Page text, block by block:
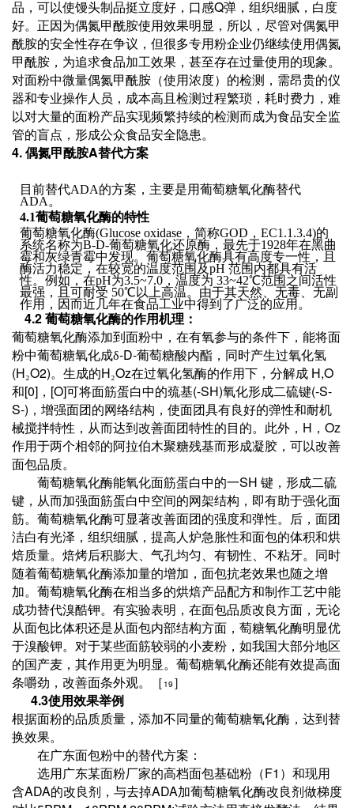
品，可以使馒头制品挺立度好，口感Q弹，组织细腻，白度
好。正因为偶氮甲酰胺使用效果明显，所以，尽管对偶氮甲
酰胺的安全性存在争议，但很多专用粉企业仍继续使用偶氮
甲酰胺，为追求食品加工效果，甚至存在过量使用的现象。
对面粉中微量偶氮甲酰胺（使用浓度）的检测，需昂贵的仪
器和专业操作人员，成本高且检测过程繁琐，耗时费力，难
以对大量的面粉产品实现频繁持续的检测而成为食品安全监
管的盲点，形成公众食品安全隐患。
4. 偶氮甲酰胺A替代方案
目前替代ADA的方案，主要是用葡萄糖氧化酶替代
ADA 。
4.1葡萄糖氧化酶的特性
葡萄糖氧化酶(Glucose oxidase ，简称GOD ， EC1.1.3.4)的
系统名称为B-D-葡萄糖氧化还原酶，最先于1928年在黑曲
霉和灰绿青霉中发现。葡萄糖氧化酶具有高度专一性，且
酶活力稳定，在较宽的温度范围及pH 范围内都具有活
性。例如，在pH为3.5~7.0 ，温度为 33~42℃范围之间活性
最强，且可耐受 50℃以上高温。由于其天然、无毒、无副
作用，因而近几年在食品工业中得到了广泛的应用。
4.2 葡萄糖氧化酶的作用机理：
葡萄糖氧化酶添加到面粉中，在有氧参与的条件下，能将面
粉中葡萄糖氧化成δ-D-葡萄糖酸内酯，同时产生过氧化氢
(H₂O2)。生成的H₂Oz在过氧化氢酶的作用下，分解成 H,O
和[0] ， [O]可将面筋蛋白中的巯基(-SH)氧化形成二硫键(-S-
S-) ，增强面团的网络结构，使面团具有良好的弹性和耐机
械搅拌特性，从而达到改善面团特性的目的。此外， H ， Oz
作用于两个相邻的阿拉伯木聚糖残基而形成凝胶，可以改善
面包品质。
葡萄糖氧化酶能氧化面筋蛋白中的一SH 键，形成二硫
键，从而加强面筋蛋白中空间的网架结构，即有助于强化面
筋。葡萄糖氧化酶可显著改善面团的强度和弹性。后，面团
洁白有光泽，组织细腻，提高人炉急胀性和面包的体积和烘
焙质量。焙烤后积膨大、气孔均匀、有韧性、不粘牙。同时
随着葡萄糖氧化酶添加量的增加，面包抗老效果也随之增
加。葡萄糖氧化酶在相当多的烘焙产品配方和制作工艺中能
成功替代溴酷钾。有实验表明，在面包品质改良方面，无论
从面包比体积还是从面包内部结构方面，萄糖氧化酶明显优
于溴酸钾。对于某些面筋较弱的小麦粉，如我国大部分地区
的国产麦，其作用更为明显。葡萄糖氧化酶还能有效提高面
条嚼劲，改善面条外观。［ 19 ］
4.3使用效果举例
根据面粉的品质质量，添加不同量的葡萄糖氧化酶，达到替
换效果。
在广东面包粉中的替代方案：
选用广东某面粉厂家的高档面包基础粉（F1 ）和现用
含ADA的改良剂，与去掉ADA加葡萄糖氧化酶改良剂做梯度